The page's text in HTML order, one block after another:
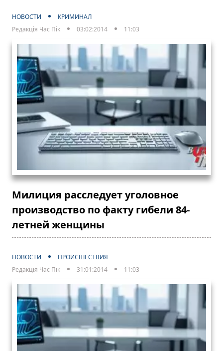
НОВОСТИ
КРИМИНАЛ
Редакція Час Пік
03:02:2014 11:03
Милиция расследует уголовное
производство по факту гибели 84-
летней женщины
НОВОСТИ
ПРОИСШЕСТВИЯ
Редакція Час Пік
31:01:2014 11:03